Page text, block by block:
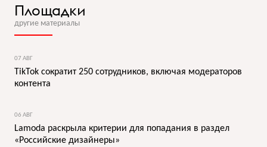
Площадки
другие материалы
07 АВГ
TikTok сократит 250 сотрудников, включая модераторов
контента
06 АВГ
Lamoda раскрыла критерии для попадания в раздел
«Российские дизайнеры»